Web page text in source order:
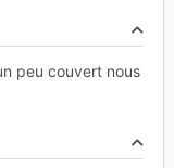
peu couvert nous